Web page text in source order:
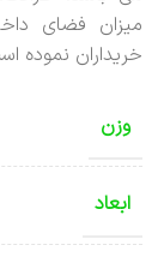
میزان فضای
خریداران نموده
وزن
ابعاد